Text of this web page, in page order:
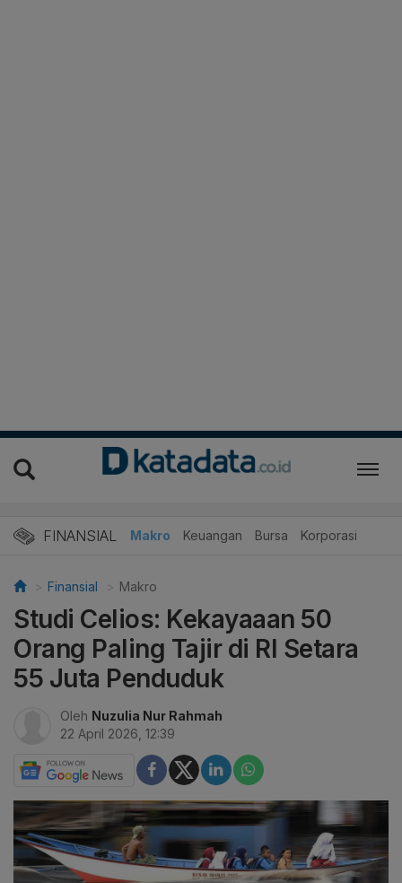
FINANSIAL Makro Keuangan Bursa Korporasi
Finansial Makro
Studi Celios: Kekayaaan 50
Orang Paling Tajir di RI Setara
55 Juta Penduduk
Oleh Nuzulia Nur Rahmah
22 April 2026, 12:39